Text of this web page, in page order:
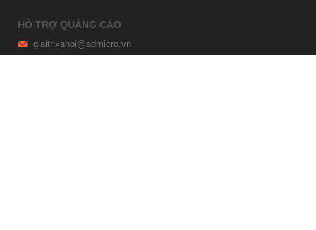
HỖ TRỢ QUẢNG CÁO
giaitrixahoi@admicro.vn